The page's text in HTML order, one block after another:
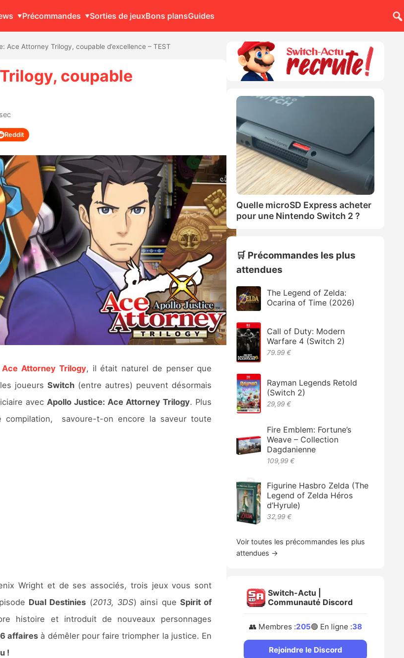
Précommandes Sorties de jeuxBons plansGuides
Ace Attorney Trilogy, coupable d’excellence – TEST
coupable
Reddit
Ace Attorney Trilogy, il était naturel de penser que
joueurs Switch(entre autres) peuvent désormais
avec Apollo Justice: Ace Attorney Trilogy. Plus
savoure-t-on encore la saveur toute
Wright et de ses associés, trois jeux vous sont
Dual Destinies (2013, 3DS) ainsi queSpirit of
histoire et introduit de nouveaux personnages
affairesà démêler pour faire triompher la justice. En
!
Quelle microSD Express acheter
pour une Nintendo Switch 2 ?
🛒 Précommandes les plus
attendues
The Legend of Zelda:
Ocarina of Time (2026)
Call of Duty: Modern
Warfare 4 (Switch 2)
79.99 €
Rayman Legends Retold
(Switch 2)
29,99 €
Fire Emblem: Fortune’s
Weave – Collection
Dagdanienne
109,99 €
Figurine Hasbro Zelda (The
Legend of Zelda Héros
d’Hyrule)
32,99 €
Voir toutes les précommandes les plus
attendues →
Switch-Actu |
Communauté Discord
👥 Membres :205🟢 En ligne :38
Rejoindre le Discord